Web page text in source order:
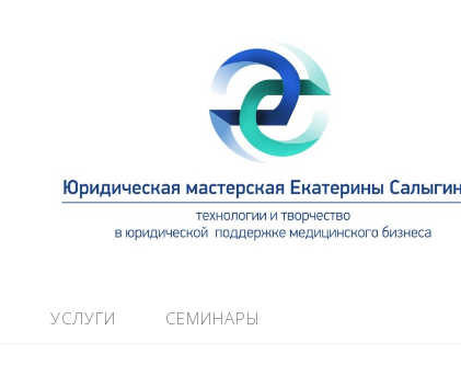
УСЛУГИ СЕМИНАРЫ